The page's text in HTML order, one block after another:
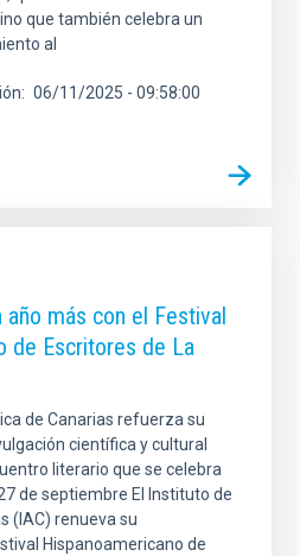
que también celebra un
al
06/11/2025 - 09:58:00
año más con el Festival
de Escritores de La
de Canarias refuerza su
científica y cultural
literario que se celebra
de septiembre El Instituto de
(IAC) renueva su
Hispanoamericano de